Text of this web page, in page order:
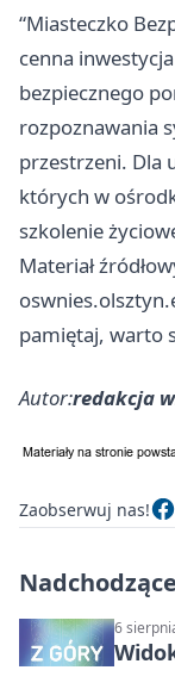
“Miasteczko
cenna
bezpiecznego
rozpoznawania
przestrzeni. Dla
których w
szkolenie
Materiał
pamiętaj, warto
Autor:redakcja
Zaobserwuj nas!
6